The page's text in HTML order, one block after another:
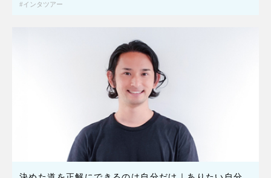
インタツアー